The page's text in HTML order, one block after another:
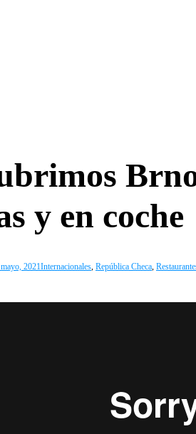
y en coche
2021Internacionales República Checa